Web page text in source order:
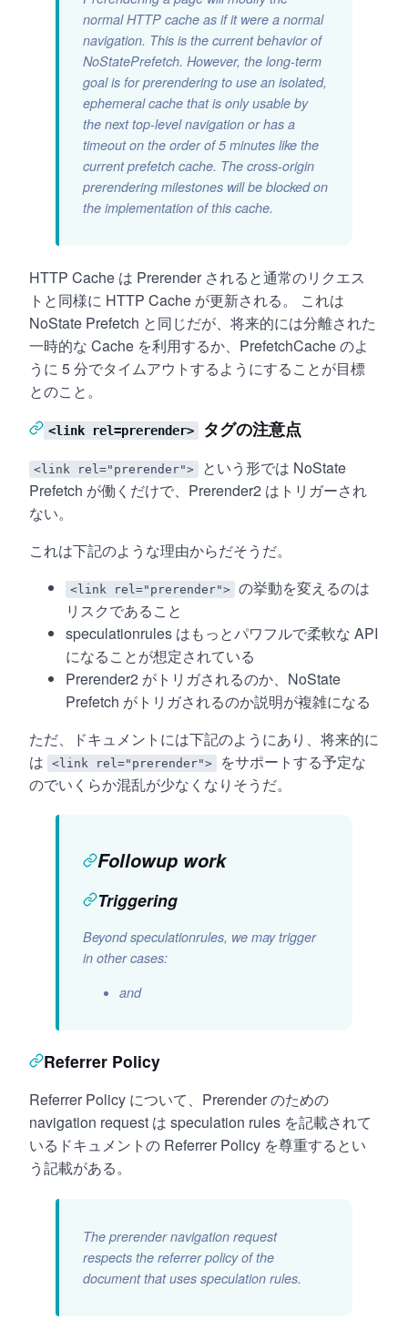
normal HTTP cache as if it were a normal
navigation. This is the current behavior of
NoStatePrefetch. However, the long-term
goal is for prerendering to use an isolated,
ephemeral cache that is only usable by
the next top-level navigation or has a
timeout on the order of 5 minutes like the
current prefetch cache. The cross-origin
prerendering milestones will be blocked on
the implementation of this cache.
HTTP Cache は Prerender されると通常のリクエス
トと同様に HTTP Cache が更新される。 これは
NoState Prefetch と同じだが、将来的には分離された
一時的な Cache を利用するか、PrefetchCache のよ
うに 5 分でタイムアウトするようにすることが目標
とのこと。
<link rel=prerender> タグの注意点
<link rel="prerender">
という形では NoState
Prefetch が働くだけで、Prerender2 はトリガーされ
ない。
これは下記のような理由からだそうだ。
<link rel="prerender"> の挙動を変えるのは
リスクであること
speculationrules はもっとパワフルで柔軟な API
になることが想定されている
Prerender2 がトリガされるのか、NoState
Prefetch がトリガされるのか説明が複雑になる
ただ、ドキュメントには下記のようにあり、将来的に
は
<link rel="prerender">
をサポートする予定な
のでいくらか混乱が少なくなりそうだ。
Followup work
Triggering
Beyond speculationrules, we may trigger
in other cases:
and
Referrer Policy
Referrer Policy について、Prerender のための
navigation request は speculation rules を記載されて
いるドキュメントの Referrer Policy を尊重するとい
う記載がある。
The prerender navigation request
respects the referrer policy of the
document that uses speculation rules.